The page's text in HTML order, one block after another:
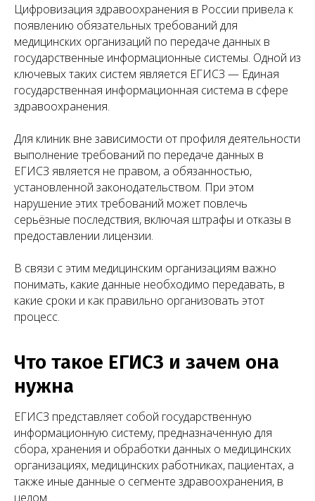
Цифровизация здравоохранения в России привела к
появлению обязательных требований для
медицинских организаций по передаче данных в
государственные информационные системы. Одной из
ключевых таких систем является ЕГИСЗ — Единая
государственная информационная система в сфере
здравоохранения.
Для клиник вне зависимости от профиля деятельности
выполнение требований по передаче данных в
ЕГИСЗ является не правом, а обязанностью,
установленной законодательством. При этом
нарушение этих требований может повлечь
серьёзные последствия, включая штрафы и отказы в
предоставлении лицензии.
В связи с этим медицинским организациям важно
понимать, какие данные необходимо передавать, в
какие сроки и как правильно организовать этот
процесс.
Что такое ЕГИСЗ и зачем она
нужна
ЕГИСЗ представляет собой государственную
информационную систему, предназначенную для
сбора, хранения и обработки данных о медицинских
организациях, медицинских работниках, пациентах, а
также иные данные о сегменте здравоохранения, в
целом.